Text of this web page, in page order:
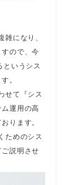
雑になり、
ので、今
というシス
。
せて『シス
運用の高
ります。
ためのシス
説明させ